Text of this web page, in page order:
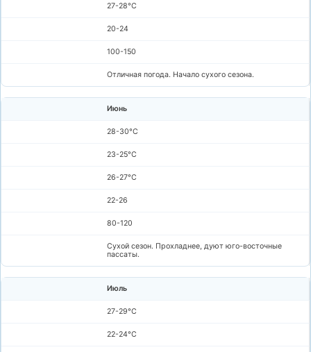
27-28°C
20-24
100-150
Отличная погода. Начало сухого сезона.
Июнь
28-30°C
23-25°C
26-27°C
22-26
80-120
Сухой сезон. Прохладнее, дуют юго-восточные
пассаты.
Июль
27-29°C
22-24°C